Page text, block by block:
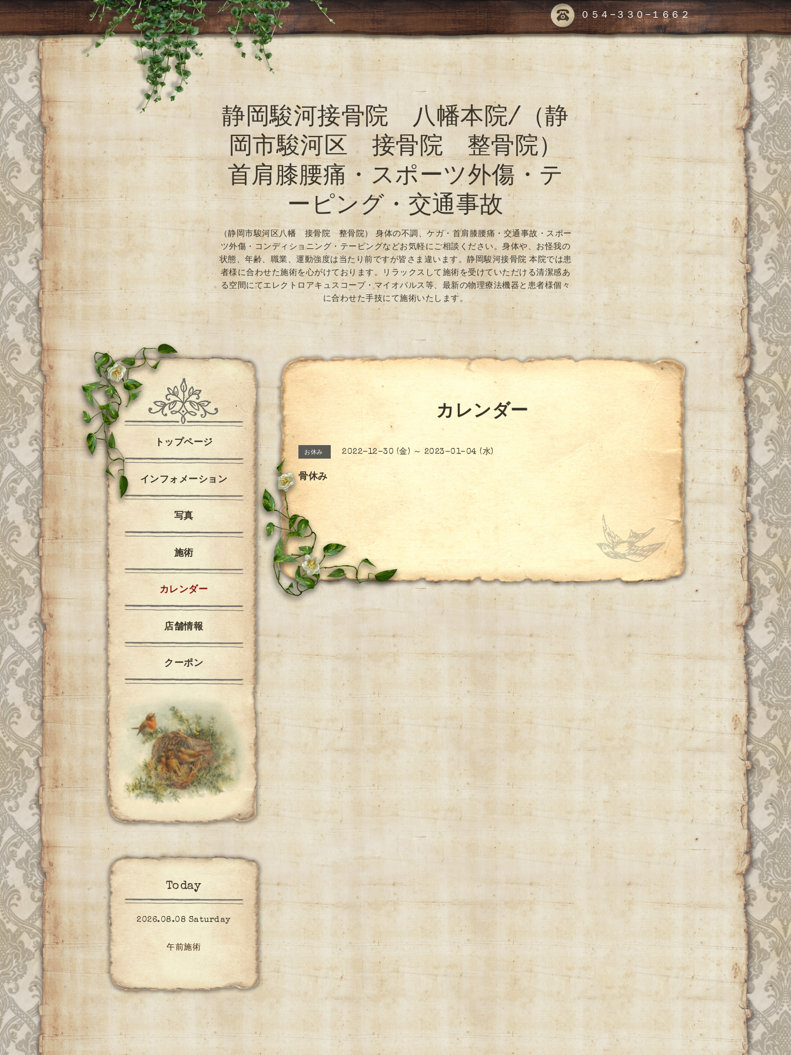
０５４-３３０-１６６２
静岡駿河接骨院 八幡本院/（静
岡市駿河区 接骨院 整骨院）
首肩膝腰痛・スポーツ外傷・テ
ーピング・交通事故
（静岡市駿河区八幡 接骨院 整骨院） 身体の不調、ケガ・首肩膝腰痛・交通事故・スポー
ツ外傷・コンディショニング・テーピングなどお気軽にご相談ください。身体や、お怪我の
状態、年齢、職業、運動強度は当たり前ですが皆さま違います。静岡駿河接骨院 本院では患
者様に合わせた施術を心がけております。リラックスして施術を受けていただける清潔感あ
る空間にてエレクトロアキュスコープ・マイオパルス等、最新の物理療法機器と患者様個々
に合わせた手技にて施術いたします。
カレンダー
お休み 2022-12-30 (金) ～ 2023-01-04 (水)
骨休み
トップページ
インフォメーション
写真
施術
カレンダー
店舗情報
クーポン
Today
2026.08.08 Saturday
午前施術